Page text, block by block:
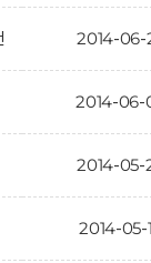
2014-06-
2014-06-
2014-05-
2014-05-